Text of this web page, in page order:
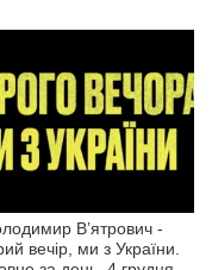
В’ятрович -
вечір, ми з України.